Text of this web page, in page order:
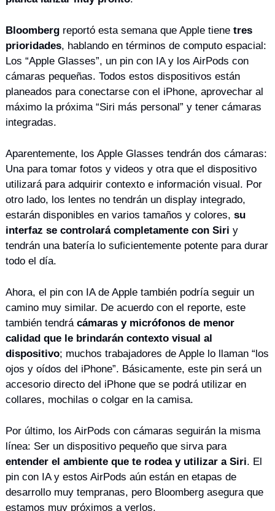
Bloomberg reportó esta semana que Apple tiene tres
prioridades, hablando en términos de computo espacial:
Los “Apple Glasses”, un pin con IA y los AirPods con
cámaras pequeñas. Todos estos dispositivos están
planeados para conectarse con el iPhone, aprovechar al
máximo la próxima “Siri más personal” y tener cámaras
integradas.
Aparentemente, los Apple Glasses tendrán dos cámaras:
Una para tomar fotos y videos y otra que el dispositivo
utilizará para adquirir contexto e información visual. Por
otro lado, los lentes no tendrán un display integrado,
estarán disponibles en varios tamaños y colores, su
interfaz se controlará completamente con Siri y
tendrán una batería lo suficientemente potente para durar
todo el día.
Ahora, el pin con IA de Apple también podría seguir un
camino muy similar. De acuerdo con el reporte, este
también tendrá cámaras y micrófonos de menor
calidad que le brindarán contexto visual al
dispositivo; muchos trabajadores de Apple lo llaman “los
ojos y oídos del iPhone”. Básicamente, este pin será un
accesorio directo del iPhone que se podrá utilizar en
collares, mochilas o colgar en la camisa.
Por último, los AirPods con cámaras seguirán la misma
línea: Ser un dispositivo pequeño que sirva para
entender el ambiente que te rodea y utilizar a Siri. El
pin con IA y estos AirPods aún están en etapas de
desarrollo muy tempranas, pero Bloomberg asegura que
estamos muy próximos a verlos.